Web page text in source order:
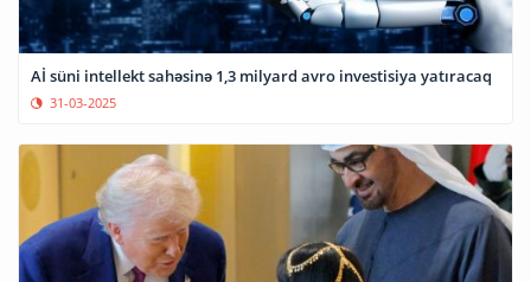
Aİ süni intellekt sahəsinə 1,3 milyard avro investisiya yatıracaq
31-03-2025